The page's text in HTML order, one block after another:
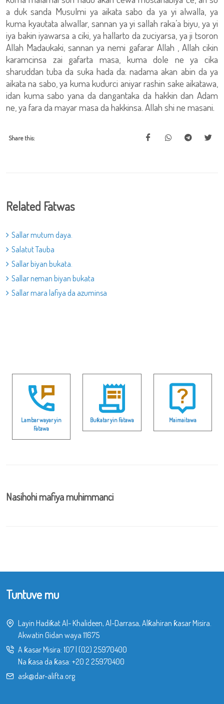
a duk sanda Musulmi ya aikata sabo da ya yi alwalla, ya
kuma kyautata alwallar, sannan ya yi sallah raka’a biyu, ya yi
iya bakin iyawarsa a ciki, ya hallarto da zuciyarsa, ya ji tsoron
Allah Madaukaki, sannan ya nemi gafarar Allah , Allah cikin
karamcinsa zai gafarta masa, kuma dole ne ya cika
sharuddan tuba da suka hada da: nadama akan abin da ya
aikata na sabo, ya kuma kudurci aniyar rashin sake aikatawa,
idan kuma sabo yana da dangantaka da hakkin dan Adam
ne, ya fara da mayar masa da hakkinsa. Allah shi ne masani.
Share this:
Related Fatwas
Sallar mutum daya.
Salatut Tauba
Sallar biyan bukata.
Sallar neman biyan bukata
Sallar mara lafiya da azuminsa
Lambar wayar yin
Fatawa
Buƙatar yin Fatawa Maimaitawa
Nasihohi mafiya muhimmanci
Tuntuve mu
Layin Hadiƙat Al- Khalideen, Al-Darrasa, Alƙahiran ƙasar Misira.
Akwatin Gidan waya 11675
A ƙasar Misira: 107| (02) 25970400
Na ƙasa da ƙasa: +20 2 25970400
ask@dar-alifta.org